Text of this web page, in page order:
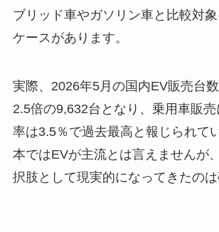
ブリッド車やガソリン車と比較対
ケースがあります。
実際、2026年5月の国内EV販売台
2.5倍の9,632台となり、乗用車販
率は3.5％で過去最高と報じられて
本ではEVが主流とは言えませんが
択肢として現実的になってきたのは